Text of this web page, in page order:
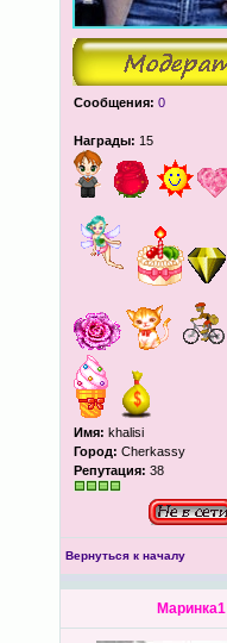
Сообщения: 0
Награды: 15
Имя: khalisi
Город: Cherkassy
Репутация: 38
Вернуться к началу
Маринка1